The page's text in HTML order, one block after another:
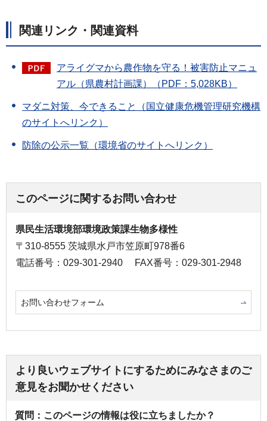
関連リンク・関連資料
アライグマから農作物を守る！被害防止マニュ
アル（県農村計画課）（PDF：5,028KB）
マダニ対策、今できること（国立健康危機管理研究機構
のサイトへリンク）
防除の公示一覧（環境省のサイトへリンク）
このページに関するお問い合わせ
県民生活環境部環境政策課生物多様性
〒310-8555 茨城県水戸市笠原町978番6
電話番号：029-301-2940
FAX番号：029-301-2948
お問い合わせフォーム
より良いウェブサイトにするためにみなさまのご
意見をお聞かせください
質問：このページの情報は役に立ちましたか？